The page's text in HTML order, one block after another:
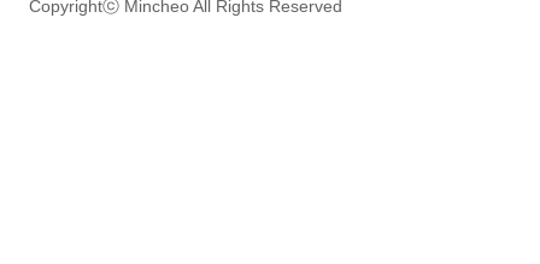
Copyrightⓒ Mincheo All Rights Reserved